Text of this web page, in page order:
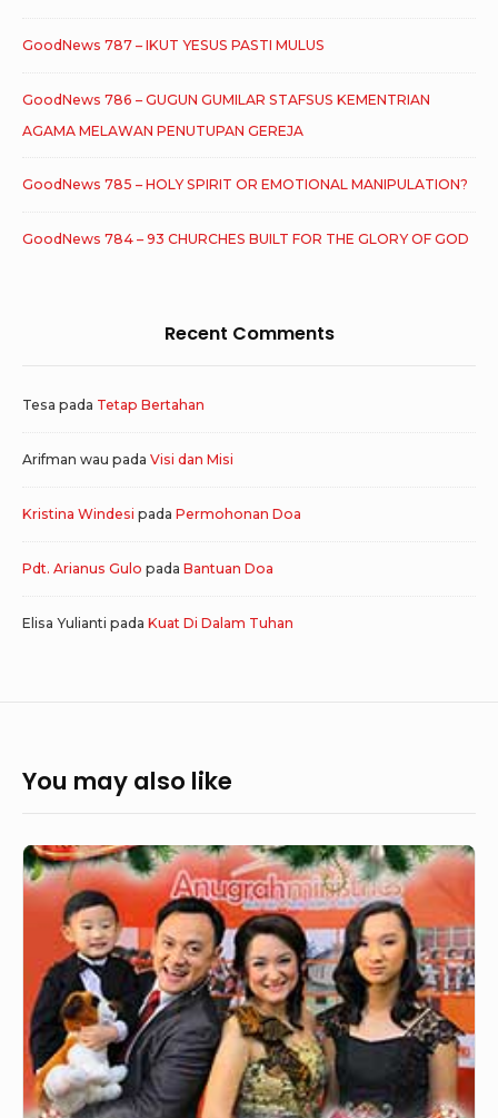
GoodNews 787 – IKUT YESUS PASTI MULUS
GoodNews 786 – GUGUN GUMILAR STAFSUS KEMENTRIAN
AGAMA MELAWAN PENUTUPAN GEREJA
GoodNews 785 – HOLY SPIRIT OR EMOTIONAL MANIPULATION?
GoodNews 784 – 93 CHURCHES BUILT FOR THE GLORY OF GOD
Recent Comments
Tesa pada Tetap Bertahan
Arifman wau pada Visi dan Misi
Kristina Windesi pada Permohonan Doa
Pdt. Arianus Gulo pada Bantuan Doa
Elisa Yulianti pada Kuat Di Dalam Tuhan
You may also like
From
the
Chairman:
Realigned
To
God’s
Purpose